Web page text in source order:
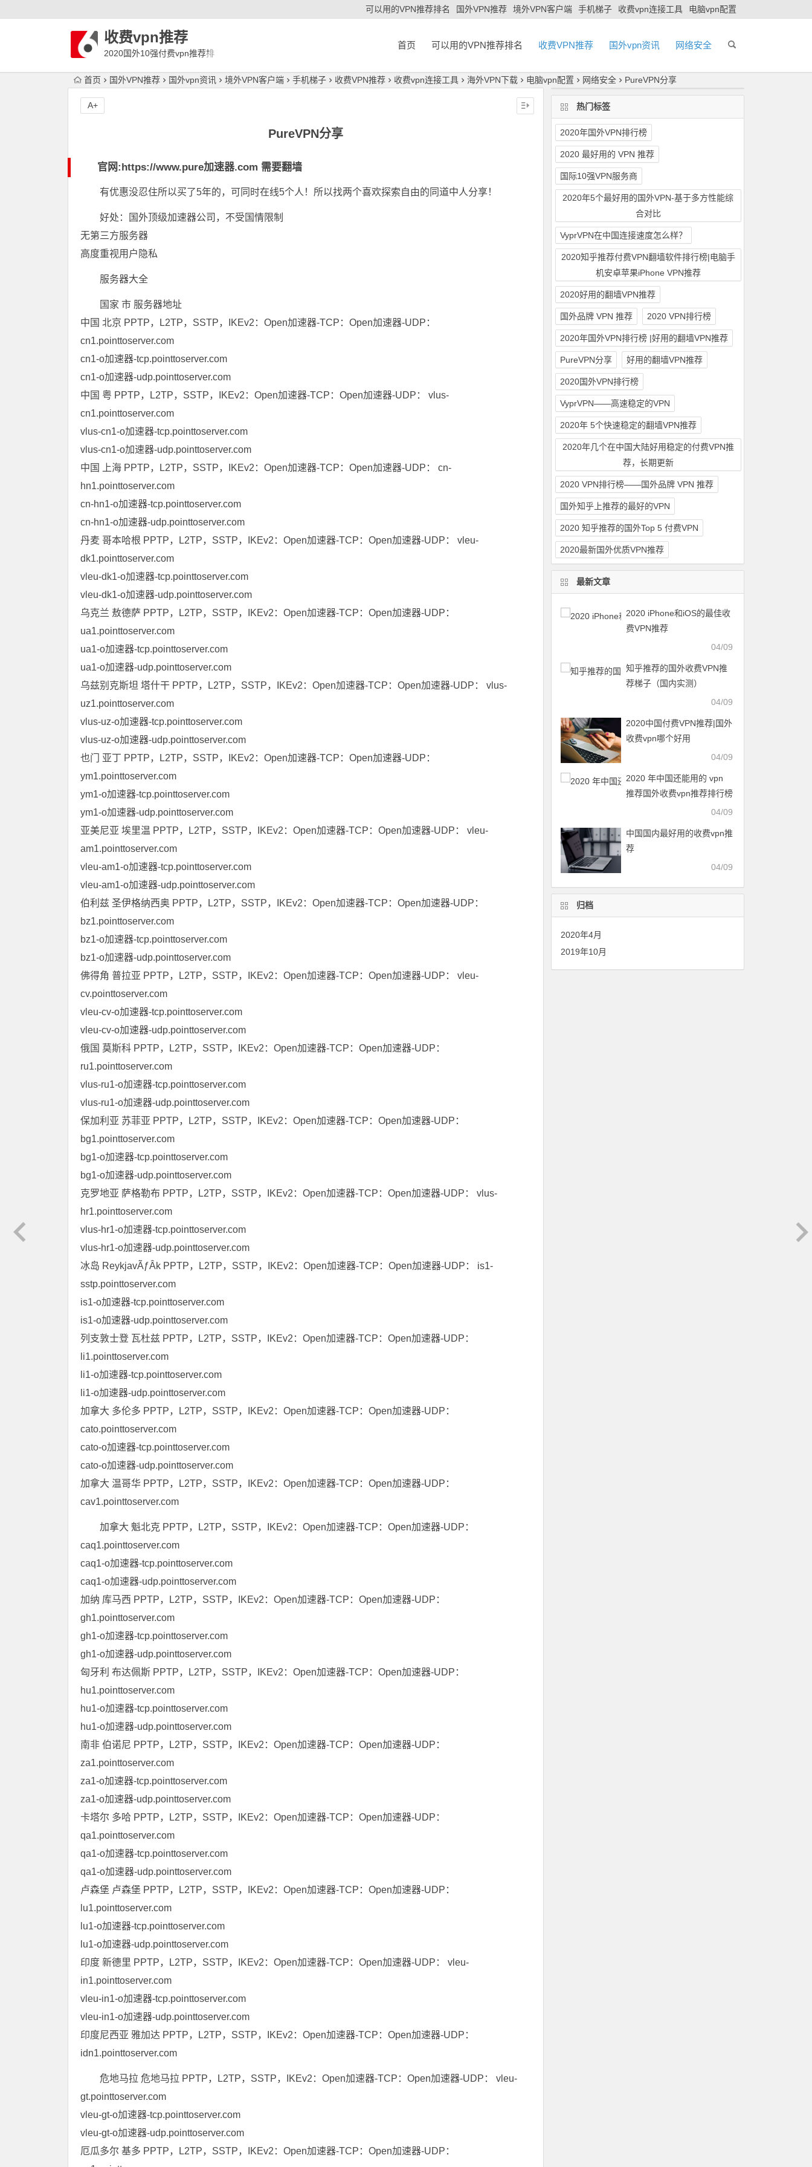
可以用的VPN推荐排名 国外VPN推荐 境外VPN客户端 手机梯子 收费vpn连接工具 电脑vpn配置
收费vpn推荐
2020国外10强付费vpn推荐排
首页 可以用的VPN推荐排名 收费VPN推荐 国外vpn资讯 网络安全
首页 国外VPN推荐 国外vpn资讯 境外VPN客户端 手机梯子 收费VPN推荐 收费vpn连接工具 海外VPN下载 电脑vpn配置 网络安全 PureVPN分享
PureVPN分享
A+
官网:https://www.pure加速器.com 需要翻墙
有优惠没忍住所以买了5年的，可同时在线5个人！所以找两个喜欢探索自由的同道中人分享！
好处：国外顶级加速器公司，不受国情限制
无第三方服务器
高度重视用户隐私
服务器大全
国家 市 服务器地址
中国 北京 PPTP，L2TP，SSTP，IKEv2：Open加速器-TCP：Open加速器-UDP：
cn1.pointtoserver.com
cn1-o加速器-tcp.pointtoserver.com
cn1-o加速器-udp.pointtoserver.com
中国 粤 PPTP，L2TP，SSTP，IKEv2：Open加速器-TCP：Open加速器-UDP： vlus-
cn1.pointtoserver.com
vlus-cn1-o加速器-tcp.pointtoserver.com
vlus-cn1-o加速器-udp.pointtoserver.com
中国 上海 PPTP，L2TP，SSTP，IKEv2：Open加速器-TCP：Open加速器-UDP： cn-
hn1.pointtoserver.com
cn-hn1-o加速器-tcp.pointtoserver.com
cn-hn1-o加速器-udp.pointtoserver.com
丹麦 哥本哈根 PPTP，L2TP，SSTP，IKEv2：Open加速器-TCP：Open加速器-UDP： vleu-
dk1.pointtoserver.com
vleu-dk1-o加速器-tcp.pointtoserver.com
vleu-dk1-o加速器-udp.pointtoserver.com
乌克兰 敖德萨 PPTP，L2TP，SSTP，IKEv2：Open加速器-TCP：Open加速器-UDP：
ua1.pointtoserver.com
ua1-o加速器-tcp.pointtoserver.com
ua1-o加速器-udp.pointtoserver.com
乌兹别克斯坦 塔什干 PPTP，L2TP，SSTP，IKEv2：Open加速器-TCP：Open加速器-UDP： vlus-
uz1.pointtoserver.com
vlus-uz-o加速器-tcp.pointtoserver.com
vlus-uz-o加速器-udp.pointtoserver.com
也门 亚丁 PPTP，L2TP，SSTP，IKEv2：Open加速器-TCP：Open加速器-UDP：
ym1.pointtoserver.com
ym1-o加速器-tcp.pointtoserver.com
ym1-o加速器-udp.pointtoserver.com
亚美尼亚 埃里温 PPTP，L2TP，SSTP，IKEv2：Open加速器-TCP：Open加速器-UDP： vleu-
am1.pointtoserver.com
vleu-am1-o加速器-tcp.pointtoserver.com
vleu-am1-o加速器-udp.pointtoserver.com
伯利兹 圣伊格纳西奥 PPTP，L2TP，SSTP，IKEv2：Open加速器-TCP：Open加速器-UDP：
bz1.pointtoserver.com
bz1-o加速器-tcp.pointtoserver.com
bz1-o加速器-udp.pointtoserver.com
佛得角 普拉亚 PPTP，L2TP，SSTP，IKEv2：Open加速器-TCP：Open加速器-UDP： vleu-
cv.pointtoserver.com
vleu-cv-o加速器-tcp.pointtoserver.com
vleu-cv-o加速器-udp.pointtoserver.com
俄国 莫斯科 PPTP，L2TP，SSTP，IKEv2：Open加速器-TCP：Open加速器-UDP：
ru1.pointtoserver.com
vlus-ru1-o加速器-tcp.pointtoserver.com
vlus-ru1-o加速器-udp.pointtoserver.com
保加利亚 苏菲亚 PPTP，L2TP，SSTP，IKEv2：Open加速器-TCP：Open加速器-UDP：
bg1.pointtoserver.com
bg1-o加速器-tcp.pointtoserver.com
bg1-o加速器-udp.pointtoserver.com
克罗地亚 萨格勒布 PPTP，L2TP，SSTP，IKEv2：Open加速器-TCP：Open加速器-UDP： vlus-
hr1.pointtoserver.com
vlus-hr1-o加速器-tcp.pointtoserver.com
vlus-hr1-o加速器-udp.pointtoserver.com
冰岛 ReykjavÃƒÂk PPTP，L2TP，SSTP，IKEv2：Open加速器-TCP：Open加速器-UDP： is1-
sstp.pointtoserver.com
is1-o加速器-tcp.pointtoserver.com
is1-o加速器-udp.pointtoserver.com
列支敦士登 瓦杜兹 PPTP，L2TP，SSTP，IKEv2：Open加速器-TCP：Open加速器-UDP：
li1.pointtoserver.com
li1-o加速器-tcp.pointtoserver.com
li1-o加速器-udp.pointtoserver.com
加拿大 多伦多 PPTP，L2TP，SSTP，IKEv2：Open加速器-TCP：Open加速器-UDP：
cato.pointtoserver.com
cato-o加速器-tcp.pointtoserver.com
cato-o加速器-udp.pointtoserver.com
加拿大 温哥华 PPTP，L2TP，SSTP，IKEv2：Open加速器-TCP：Open加速器-UDP：
cav1.pointtoserver.com
加拿大 魁北克 PPTP，L2TP，SSTP，IKEv2：Open加速器-TCP：Open加速器-UDP：
caq1.pointtoserver.com
caq1-o加速器-tcp.pointtoserver.com
caq1-o加速器-udp.pointtoserver.com
加纳 库马西 PPTP，L2TP，SSTP，IKEv2：Open加速器-TCP：Open加速器-UDP：
gh1.pointtoserver.com
gh1-o加速器-tcp.pointtoserver.com
gh1-o加速器-udp.pointtoserver.com
匈牙利 布达佩斯 PPTP，L2TP，SSTP，IKEv2：Open加速器-TCP：Open加速器-UDP：
hu1.pointtoserver.com
hu1-o加速器-tcp.pointtoserver.com
hu1-o加速器-udp.pointtoserver.com
南非 伯诺尼 PPTP，L2TP，SSTP，IKEv2：Open加速器-TCP：Open加速器-UDP：
za1.pointtoserver.com
za1-o加速器-tcp.pointtoserver.com
za1-o加速器-udp.pointtoserver.com
卡塔尔 多哈 PPTP，L2TP，SSTP，IKEv2：Open加速器-TCP：Open加速器-UDP：
qa1.pointtoserver.com
qa1-o加速器-tcp.pointtoserver.com
qa1-o加速器-udp.pointtoserver.com
卢森堡 卢森堡 PPTP，L2TP，SSTP，IKEv2：Open加速器-TCP：Open加速器-UDP：
lu1.pointtoserver.com
lu1-o加速器-tcp.pointtoserver.com
lu1-o加速器-udp.pointtoserver.com
印度 新德里 PPTP，L2TP，SSTP，IKEv2：Open加速器-TCP：Open加速器-UDP： vleu-
in1.pointtoserver.com
vleu-in1-o加速器-tcp.pointtoserver.com
vleu-in1-o加速器-udp.pointtoserver.com
印度尼西亚 雅加达 PPTP，L2TP，SSTP，IKEv2：Open加速器-TCP：Open加速器-UDP：
idn1.pointtoserver.com
危地马拉 危地马拉 PPTP，L2TP，SSTP，IKEv2：Open加速器-TCP：Open加速器-UDP： vleu-
gt.pointtoserver.com
vleu-gt-o加速器-tcp.pointtoserver.com
vleu-gt-o加速器-udp.pointtoserver.com
厄瓜多尔 基多 PPTP，L2TP，SSTP，IKEv2：Open加速器-TCP：Open加速器-UDP：
热门标签
2020年国外VPN排行榜
2020 最好用的 VPN 推荐
国际10强VPN服务商
2020年5个最好用的国外VPN-基于多方性能综
合对比
VyprVPN在中国连接速度怎么样？
2020知乎推荐付费VPN翻墙软件排行榜|电脑手
机安卓苹果iPhone VPN推荐
2020好用的翻墙VPN推荐
国外品牌 VPN 推荐 2020 VPN排行榜
2020年国外VPN排行榜 |好用的翻墙VPN推荐
PureVPN分享 好用的翻墙VPN推荐
2020国外VPN排行榜
VyprVPN——高速稳定的VPN
2020年 5个快速稳定的翻墙VPN推荐
2020年几个在中国大陆好用稳定的付费VPN推
荐，长期更新
2020 VPN排行榜——国外品牌 VPN 推荐
国外知乎上推荐的最好的VPN
2020 知乎推荐的国外Top 5 付费VPN
2020最新国外优质VPN推荐
最新文章
2020 iPhone和iOS的最佳收
费VPN推荐
04/09
知乎推荐的国外收费VPN推
荐梯子（国内实测）
04/09
2020中国付费VPN推荐|国外
收费vpn哪个好用
04/09
2020 年中国还能用的 vpn
推荐国外收费vpn推荐排行榜
04/09
中国国内最好用的收费vpn推
荐
04/09
归档
2020年4月
2019年10月